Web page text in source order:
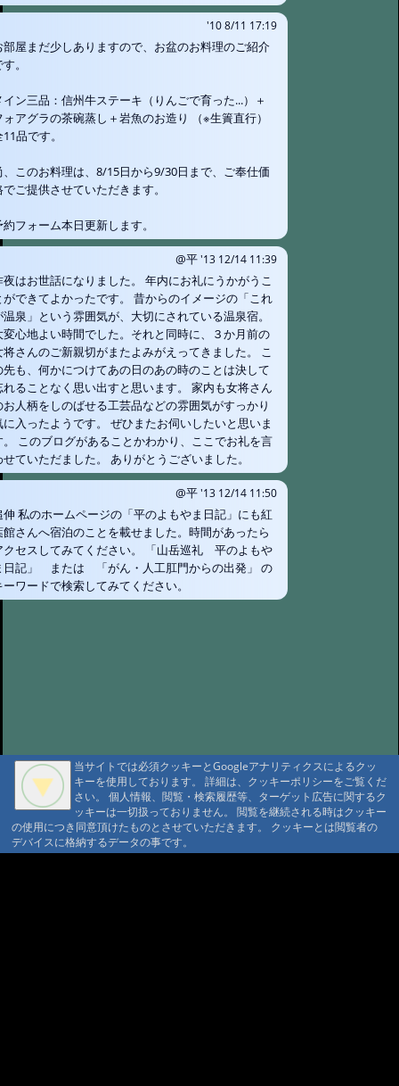
'10 8/11 17:19
部屋まだ少しありますので、お盆のお料理のご紹介
。
イン三品：信州牛ステーキ（りんごで育った...）＋
ォアグラの茶碗蒸し＋岩魚のお造り （※生簀直行）
品です。
、このお料理は、8/15日から9/30日まで、ご奉仕価
でご提供させていただきます。
約フォーム本日更新します。
@平 '13 12/14 11:39
夜はお世話になりました。 年内にお礼にうかがうこ
ができてよかったです。 昔からのイメージの「これ
温泉」という雰囲気が、大切にされている温泉宿。
変心地よい時間でした。それと同時に、３か月前の
将さんのご新親切がまたよみがえってきました。 こ
先も、何かにつけてあの日のあの時のことは決して
れることなく思い出すと思います。 家内も女将さん
お人柄をしのばせる工芸品などの雰囲気がすっかり
に入ったようです。 ぜひまたお伺いしたいと思いま
。 このブログがあることかわかり、ここでお礼を言
せていただました。 ありがとうございました。
@平 '13 12/14 11:50
伸 私のホームページの「平のよもやま日記」にも紅
館さんへ宿泊のことを載せました。時間があったら
クセスしてみてください。 「山岳巡礼 平のよもや
日記」 または 「がん・人工肛門からの出発」 の
ーワードで検索してみてください。
A A
A A A MountAin TRAD
当サイトでは必須クッキーとGoogleアナリティクスによるクッ
キーを使用しております。 詳細は、クッキーポリシーをご覧くだ
さい。 個人情報、閲覧・検索履歴等、ターゲット広告に関するク
ッキーは一切扱っておりません。 閲覧を継続される時はクッキー
の使用につき同意頂けたものとさせていただきます。 クッキーとは閲覧者の
デバイスに格納するデータの事です。